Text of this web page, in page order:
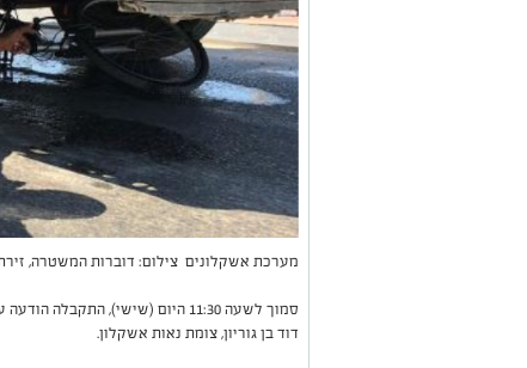
מערכת אשקלונים צילום: דוברות המשטרה,
סמוך לשעה 11:30 היום (שישי),
דוד בן גוריון, צומת נאות אשקלון.